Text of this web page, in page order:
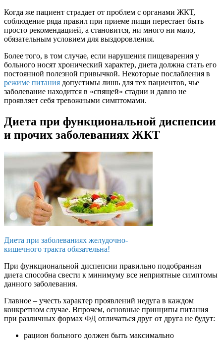
Когда же пациент страдает от проблем с органами ЖКТ,
соблюдение ряда правил при приеме пищи перестает быть
просто рекомендацией, а становится, ни много ни мало,
обязательным условием для выздоровления.
Более того, в том случае, если нарушения пищеварения у
больного носят хронический характер, диета должна стать его
постоянной полезной привычкой. Некоторые послабления в
режиме питания допустимы лишь для тех пациентов, чье
заболевание находится в «спящей» стадии и давно не
проявляет себя тревожными симптомами.
Диета при функциональной диспепсии
и прочих заболеваниях ЖКТ
Диета при заболеваниях желудочно-
кишечного тракта обязательна!
При функциональной диспепсии правильно подобранная
диета способна свести к минимуму все неприятные симптомы
данного заболевания.
Главное – учесть характер проявлений недуга в каждом
конкретном случае. Впрочем, основные принципы питания
при различных формах ФД отличаться друг от друга не будут:
рацион больного должен быть максимально